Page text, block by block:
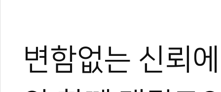
변함없는 신뢰